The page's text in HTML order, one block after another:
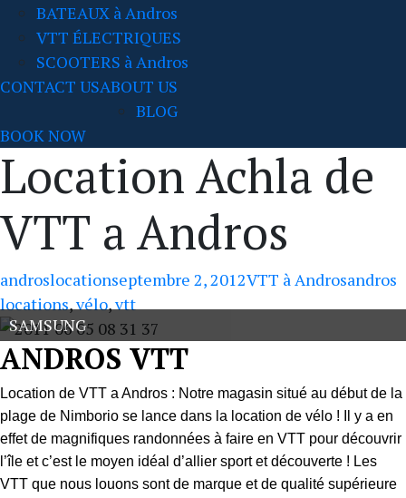
BATEAUX à Andros
VTT ÉLECTRIQUES
SCOOTERS à Andros
CONTACT USABOUT US
BLOG
BOOK NOW
Location Achla de
VTT a Andros
Author:
androslocationPosted
on:
septembre 2, 2012Categories:
VTT à AndrosTags:
andros
locations,vélo,vtt
SAMSUNG
ANDROS VTT
Location de VTT a Andros : Notre magasin situé au début de la
plage de Nimborio se lance dans la location de vélo ! Il y a en
effet de magnifiques randonnées à faire en VTT pour découvrir
l’île et c’est le moyen idéal d’allier sport et découverte ! Les
VTT que nous louons sont de marque et de qualité supérieure